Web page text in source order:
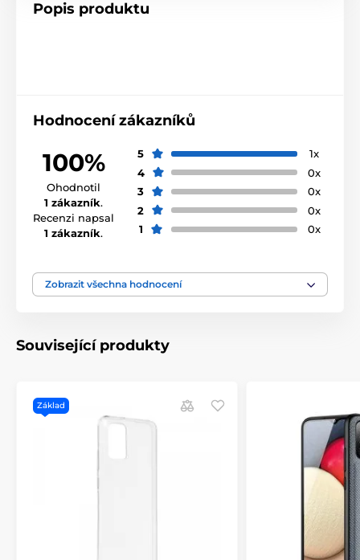
Popis produktu
Hodnocení zákazníků
100%
Ohodnotil
1 zákazník.
Recenzi napsal
1 zákazník.
5
1x
4
0x
3
0x
2
0x
1
0x
Zobrazit všechna hodnocení
Související produkty
Základ